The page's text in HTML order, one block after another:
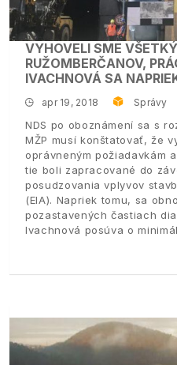
VYHOVELI SME
RUŽOMBERČANOV,
IVACHNOVÁ SA
apr 19, 2018 Správy
NDS po oboznámení sa s
MŽP musí konštatovať, že
oprávneným požiadavkám
tie boli zapracované do
posudzovania vplyvov
(EIA). Napriek tomu, sa
pozastavených častiach
Ivachnová posúva o